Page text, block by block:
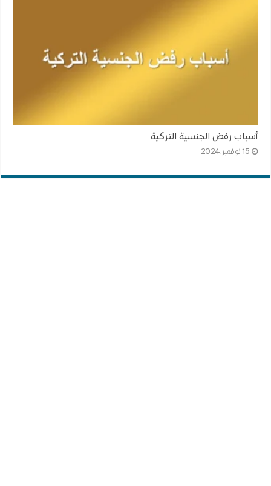
أسباب رفض الجنسية التركية
15 نوفمبر,2024